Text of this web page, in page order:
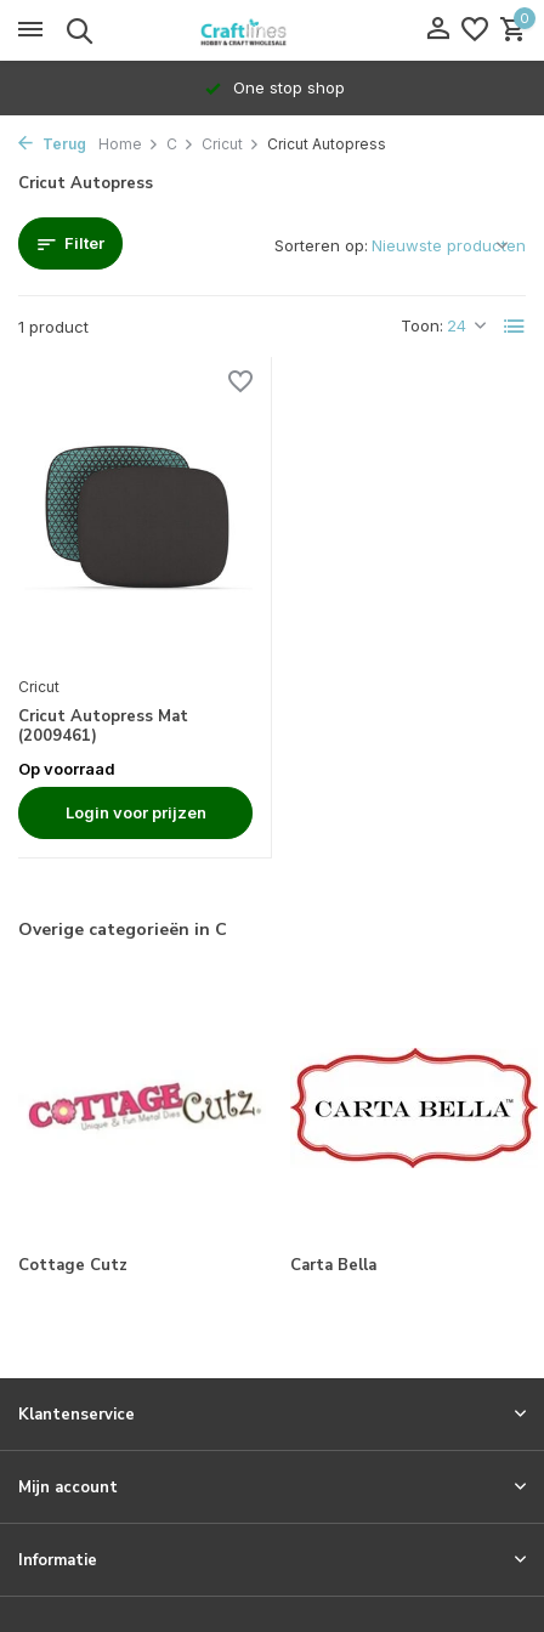
0
One stop shop
Terug Home C Cricut Cricut Autopress
Cricut Autopress
Filter
1 product Toon:
Sorteren op:
Cricut
Cricut Autopress Mat
(2009461)
Op voorraad
Login voor prijzen
Overige categorieën in C
Cottage Cutz Carta Bella
Klantenservice
Mijn account
Informatie